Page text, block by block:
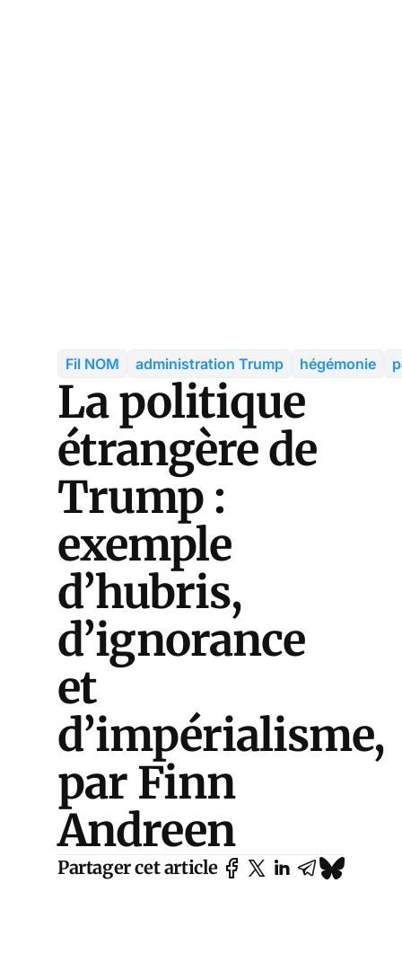
Fil NOM administration Trump hégémonie
La politique
étrangère de
Trump :
exemple
d’hubris,
d’ignorance
et
d’impérialisme,
par Finn
Andreen
Partager cet article